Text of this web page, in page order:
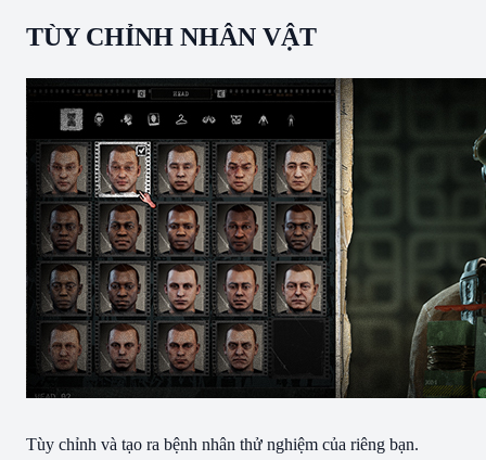
TÙY CHỈNH NHÂN VẬT
Tùy chỉnh và tạo ra bệnh nhân thử nghiệm của riêng bạn.